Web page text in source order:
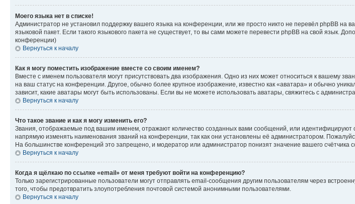
Моего языка нет в списке!
Администратор не установил поддержку вашего языка на конференции, или же просто никто не перевёл phpBB
языковой пакет. Если такого языкового пакета не существует, то вы сами можете перевести phpBB на свой язык.
конференции)
Вернуться к началу
Как я могу поместить изображение вместе со своим именем?
Вместе с именем пользователя могут присутствовать два изображения. Одно из них может относиться к вашему
на ваш статус на конференции. Другое, обычно более крупное изображение, известно как «аватара» и обычно
зависит, какие аватары могут быть использованы. Если вы не можете использовать аватары, свяжитесь с
Вернуться к началу
Что такое звание и как я могу изменить его?
Звания, отображаемые под вашим именем, отражают количество созданных вами сообщений, или
напрямую изменять наименования званий на конференции, так как они установлены её администратором.
На большинстве конференций это запрещено, и модератор или администратор понизят значение вашего счётчика
Вернуться к началу
Когда я щёлкаю по ссылке «email» от меня требуют войти на конференцию?
Только зарегистрированные пользователи могут отправлять email-сообщения другим пользователям через
того, чтобы предотвратить злоупотребления почтовой системой анонимными пользователями.
Вернуться к началу